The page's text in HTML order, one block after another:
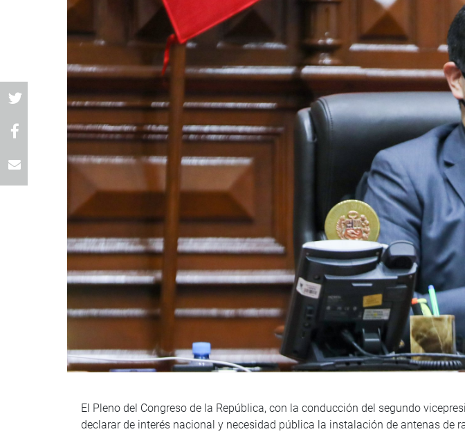
El Pleno del Congreso de la República, con la conducción del segundo
declarar de interés nacional y necesidad pública la instalación de antenas de